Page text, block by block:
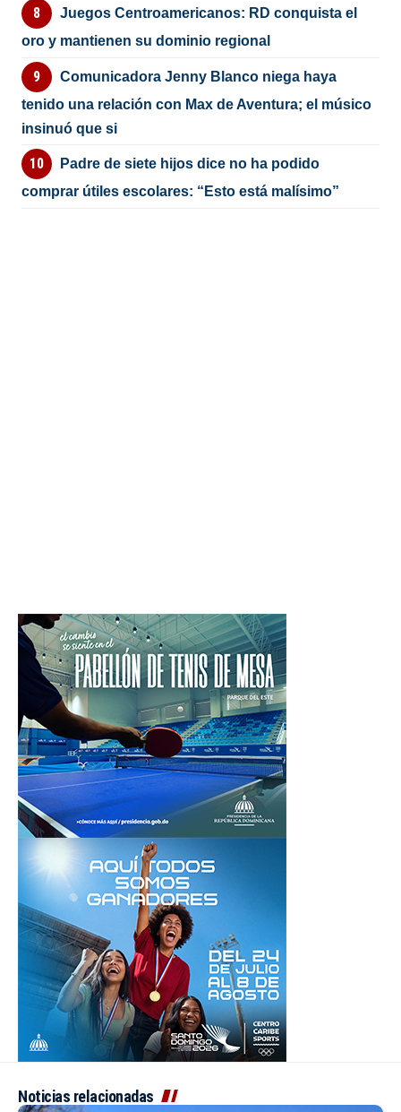
Juegos Centroamericanos: RD conquista el
oro y mantienen su dominio regional
Comunicadora Jenny Blanco niega haya
tenido una relación con Max de Aventura; el músico
insinuó que si
Padre de siete hijos dice no ha podido
comprar útiles escolares: “Esto está malísimo”
Noticias relacionadas